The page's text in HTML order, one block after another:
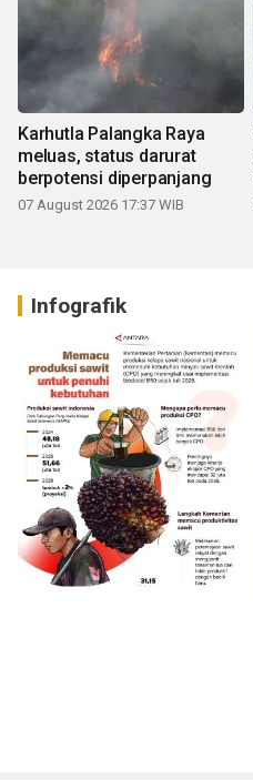
Karhutla Palangka Raya
meluas, status darurat
berpotensi diperpanjang
07 August 2026 17:37 WIB
Infografik